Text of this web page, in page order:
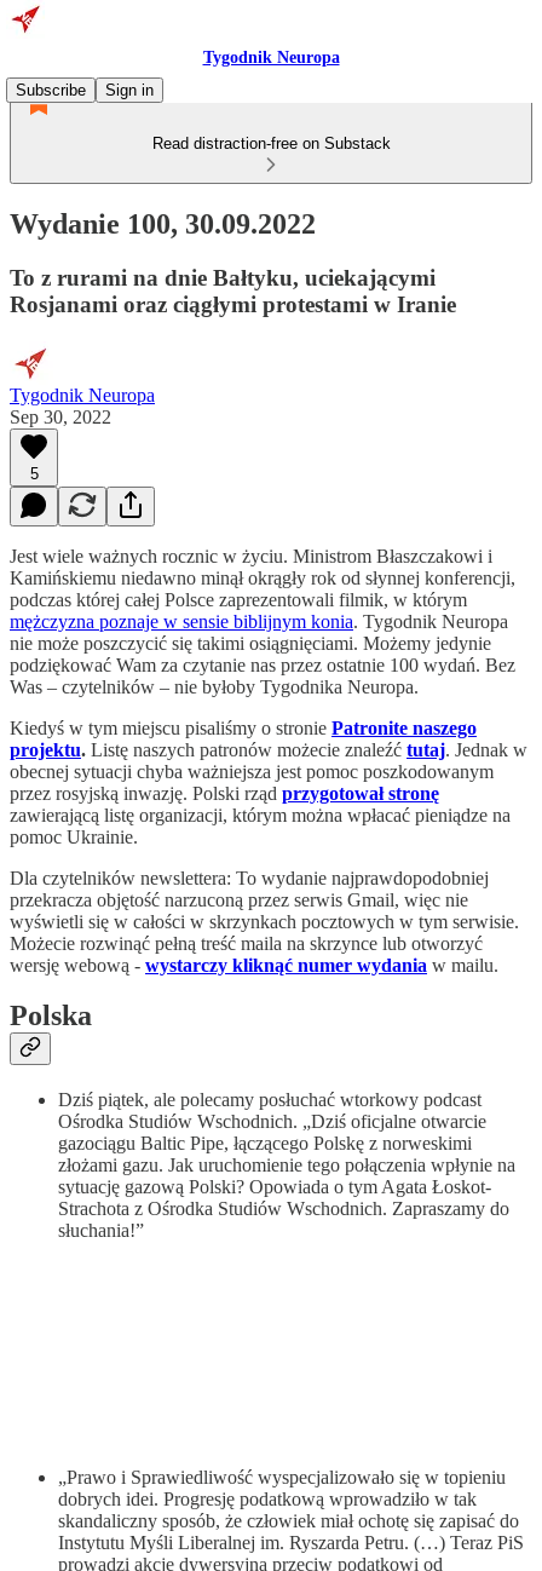
Tygodnik Neuropa
Subscribe
Sign in
Read distraction-free on Substack
Wydanie 100, 30.09.2022
To z rurami na dnie Bałtyku, uciekającymi
Rosjanami oraz ciągłymi protestami w Iranie
Tygodnik Neuropa
Sep 30, 2022
5
Jest wiele ważnych rocznic w życiu. Ministrom Błaszczakowi i
Kamińskiemu niedawno minął okrągły rok od słynnej konferencji,
podczas której całej Polsce zaprezentowali filmik, w którym
mężczyzna poznaje w sensie biblijnym konia. Tygodnik Neuropa
nie może poszczycić się takimi osiągnięciami. Możemy jedynie
podziękować Wam za czytanie nas przez ostatnie 100 wydań. Bez
Was – czytelników – nie byłoby Tygodnika Neuropa.
Kiedyś w tym miejscu pisaliśmy o stronie Patronite naszego
projektu. Listę naszych patronów możecie znaleźć tutaj. Jednak w
obecnej sytuacji chyba ważniejsza jest pomoc poszkodowanym
przez rosyjską inwazję. Polski rząd przygotował stronę
zawierającą listę organizacji, którym można wpłacać pieniądze na
pomoc Ukrainie.
Dla czytelników newslettera: To wydanie najprawdopodobniej
przekracza objętość narzuconą przez serwis Gmail, więc nie
wyświetli się w całości w skrzynkach pocztowych w tym serwisie.
Możecie rozwinąć pełną treść maila na skrzynce lub otworzyć
wersję webową - wystarczy kliknąć numer wydania w mailu.
Polska
Dziś piątek, ale polecamy posłuchać wtorkowy podcast
Ośrodka Studiów Wschodnich. „Dziś oficjalne otwarcie
gazociągu Baltic Pipe, łączącego Polskę z norweskimi
złożami gazu. Jak uruchomienie tego połączenia wpłynie na
sytuację gazową Polski? Opowiada o tym Agata Łoskot-
Strachota z Ośrodka Studiów Wschodnich. Zapraszamy do
słuchania!”
„Prawo i Sprawiedliwość wyspecjalizowało się w topieniu
dobrych idei. Progresję podatkową wprowadziło w tak
skandaliczny sposób, że człowiek miał ochotę się zapisać do
Instytutu Myśli Liberalnej im. Ryszarda Petru. (…) Teraz PiS
prowadzi akcję dywersyjną przeciw podatkowi od